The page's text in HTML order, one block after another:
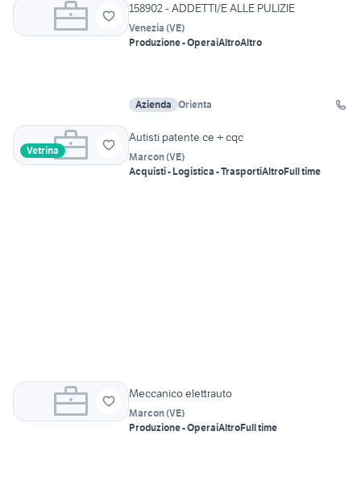
158902 - ADDETTI/E ALLE PULIZIE
Venezia (VE)
Produzione - OperaiAltroAltro
Azienda Orienta
Vetrina
Autisti patente ce + cqc
Marcon(VE)
Acquisti - Logistica - TrasportiAltroFull time
Meccanico elettrauto
Marcon(VE)
Produzione - OperaiAltroFull time